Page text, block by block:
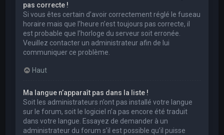
pas correcte !
Si vous êtes certain d’avoir correctement réglé le fuseau
horaire mais que l’heure n’est toujours pas correcte, il
est probable que l’horloge du serveur soit erronée.
Veuillez contacter un administrateur afin de lui
communiquer ce problème.
Haut
Ma langue n’apparaît pas dans la liste !
Soit les administrateurs n’ont pas installé votre langue
sur le forum, soit le logiciel n’a pas encore été traduit
dans votre langue. Essayez de demander à un
administrateur du forum s’il est possible qu’il puisse